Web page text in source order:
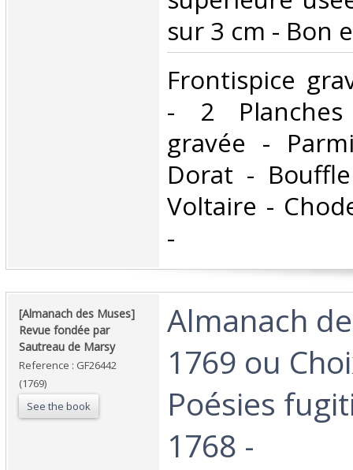
sur 3 cm - Bon
‎Frontispice
- 2
gravée -
Dorat -
Voltaire -
- ‎
‎[Almanach des Muses]
Revue fondée par
Sautreau de Marsy‎
Reference : GF26442
(1769)
See the book
‎Almanach
1769 ou
Poésies
1768 -‎